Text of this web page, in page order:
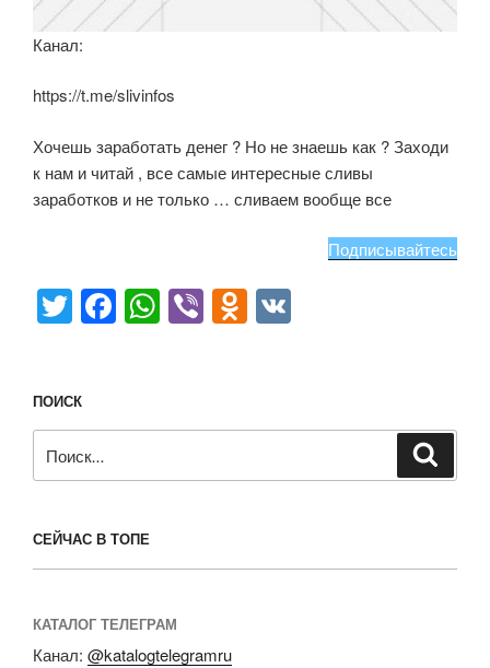
Канал:
https://t.me/slivinfos
Хочешь заработать денег ? Но не знаешь как ? Заходи
к нам и читай , все самые интересные сливы
заработков и не только … сливаем вообще все
Подписывайтесь
T
wi
er
F
a
b
o
k
W
h
A
p
Vi
b
O
d
kl
a
ki
ПОИСК
СЕЙЧАС В ТОПЕ
КАТАЛОГ ТЕЛЕГРАМ
Канал: @katalogtelegramru